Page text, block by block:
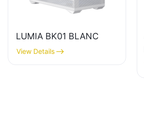
LUMIA BK01 BLANC
View Details